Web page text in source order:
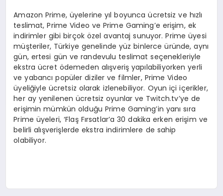
Amazon Prime, üyelerine yıl boyunca ücretsiz ve hızlı
teslimat, Prime Video ve Prime Gaming’e erişim, ek
indirimler gibi birçok özel avantaj sunuyor. Prime üyesi
müşteriler, Türkiye genelinde yüz binlerce üründe, aynı
gün, ertesi gün ve randevulu teslimat seçenekleriyle
ekstra ücret ödemeden alışveriş yapılabiliyorken yerli
ve yabancı popüler diziler ve filmler, Prime Video
üyeliğiyle ücretsiz olarak izlenebiliyor. Oyun içi içerikler,
her ay yenilenen ücretsiz oyunlar ve Twitch.tv’ye de
erişimin mümkün olduğu Prime Gaming’in yanı sıra
Prime üyeleri, ‘Flaş Fırsatlar’a 30 dakika erken erişim ve
belirli alışverişlerde ekstra indirimlere de sahip
olabiliyor.